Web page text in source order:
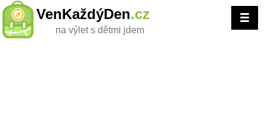
VenKaždýDen.cz
na výlet s dětmi jdem